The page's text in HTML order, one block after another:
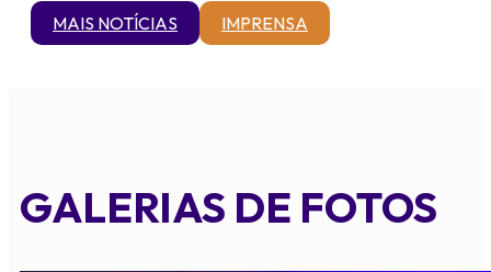
MAIS NOTÍCIAS IMPRENSA
GALERIAS DE FOTOS